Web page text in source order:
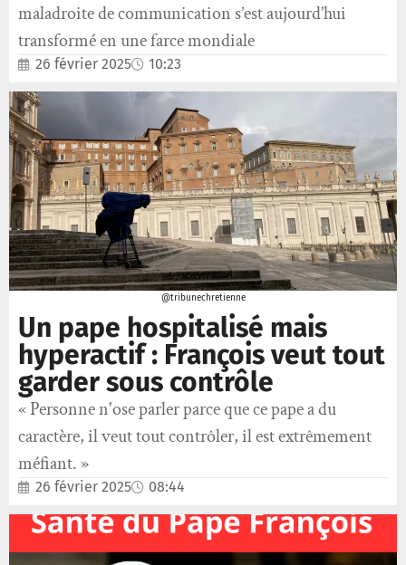
maladroite de communication s’est aujourd’hui
transformé en une farce mondiale
26 février 2025 10:23
@tribunechretienne
Un pape hospitalisé mais
hyperactif : François veut tout
garder sous contrôle
« Personne n'ose parler parce que ce pape a du
caractère, il veut tout contrôler, il est extrêmement
méfiant. »
26 février 2025 08:44